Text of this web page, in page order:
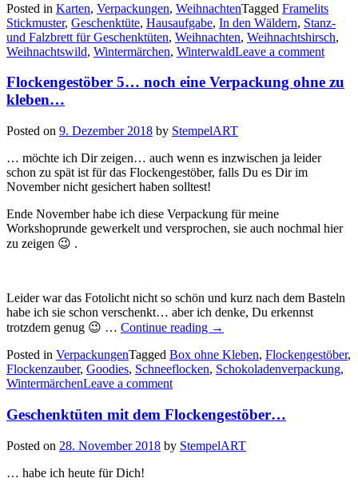
–
Im
November…“
Posted in Karten, Verpackungen, WeihnachtenTagged Framelits
Stickmuster, Geschenktüte, Hausaufgabe, In den Wäldern, Stanz-
und Falzbrett für Geschenktüten, Weihnachten, Weihnachtshirsch,
Weihnachtswild, Wintermärchen, WinterwaldLeave a comment
Flockengestöber 5… noch eine Verpackung ohne zu
kleben…
Posted on 9. Dezember 2018 by StempelART
… möchte ich Dir zeigen… auch wenn es inzwischen ja leider
schon zu spät ist für das Flockengestöber, falls Du es Dir im
November nicht gesichert haben solltest!
Ende November habe ich diese Verpackung für meine
Workshoprunde gewerkelt und versprochen, sie auch nochmal hier
zu zeigen 😉 .
Leider war das Fotolicht nicht so schön und kurz nach dem Basteln
habe ich sie schon verschenkt… aber ich denke, Du erkennst
trotzdem genug 😉 … Continue reading
„Flockengestöber
noch
eine
zu
kleben…“
→
Posted in VerpackungenTagged Box ohne Kleben, Flockengestöber,
Flockenzauber, Goodies, Schneeflocken, Schokoladenverpackung,
WintermärchenLeave a comment
Geschenktüten mit dem Flockengestöber…
Posted on 28. November 2018 by StempelART
… habe ich heute für Dich!